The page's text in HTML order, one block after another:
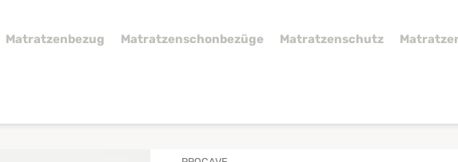
Matratzenbezug Matratzenschonbezüge Matratzenschutz